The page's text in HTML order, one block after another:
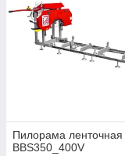
Пилорама ленточная
BBS350_400V